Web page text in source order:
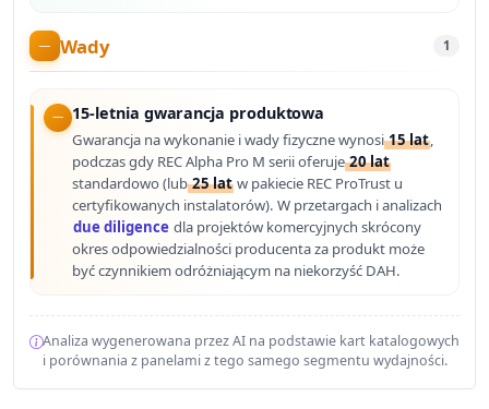
Wady 1
15-letnia gwarancja produktowa
Gwarancja na wykonanie i wady fizyczne wynosi15 lat,
podczas gdy REC Alpha Pro M serii oferuje20 lat
standardowo (lub25 lat w pakiecie REC ProTrust u
certyfikowanych instalatorów). W przetargach i analizach
due diligence dla projektów komercyjnych skrócony
okres odpowiedzialności producenta za produkt może
być czynnikiem odróżniającym na niekorzyść DAH.
Analiza wygenerowana przez AI na podstawie kart katalogowych
i porównania z panelami z tego samego segmentu wydajności.